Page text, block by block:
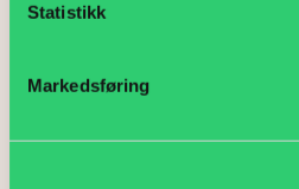
Statistikk
Markedsføring